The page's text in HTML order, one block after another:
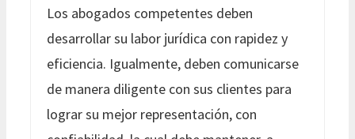
Los abogados competentes deben
desarrollar su labor jurídica con rapidez y
eficiencia. Igualmente, deben comunicarse
de manera diligente con sus clientes para
lograr su mejor representación, con